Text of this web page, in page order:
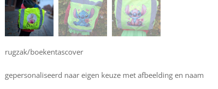
rugzak/boekentascover
gepersonaliseerd naar eigen keuze met afbeelding en naam